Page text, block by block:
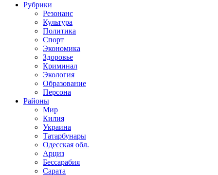
Рубрики
Резонанс
Культура
Политика
Спорт
Экономика
Здоровье
Криминал
Экология
Образование
Персона
Районы
Мир
Килия
Украина
Татарбунары
Одесская обл.
Арциз
Бессарабия
Сарата